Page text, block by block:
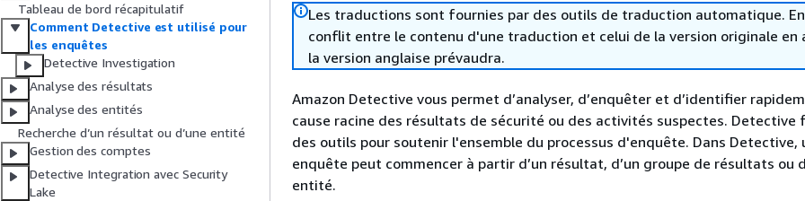
Tableau de bord récapitulatif
Comment Detective est utilisé pour
les enquêtes
Detective Investigation
Analyse des résultats
Analyse des entités
Recherche d’un résultat ou d’une entité
Gestion des comptes
Detective Integration avec Security
Lake
Les traductions sont fournies par des outils de traduction automatique.
conflit entre le contenu d'une traduction et celui de la version originale en
la version anglaise prévaudra.
Amazon Detective vous permet d’analyser, d’enquêter et d’identifier
cause racine des résultats de sécurité ou des activités suspectes. Detective
des outils pour soutenir l'ensemble du processus d'enquête. Dans Detective,
enquête peut commencer à partir d’un résultat, d’un groupe de résultats ou
entité.